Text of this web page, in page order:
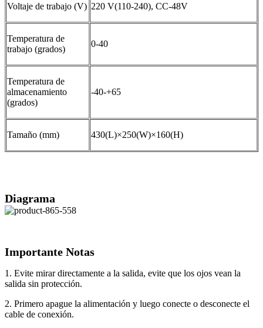
Voltaje de trabajo (V) 220 V(110-240), CC-48V
Temperatura de
trabajo (grados)
0-40
Temperatura de
almacenamiento
(grados)
-40-+65
Tamaño (mm) 430(L)×250(W)×160(H)
Diagrama
Importante Notas
1. Evite mirar directamente a la salida, evite que los ojos vean la
salida sin protección.
2. Primero apague la alimentación y luego conecte o desconecte el
cable de conexión.